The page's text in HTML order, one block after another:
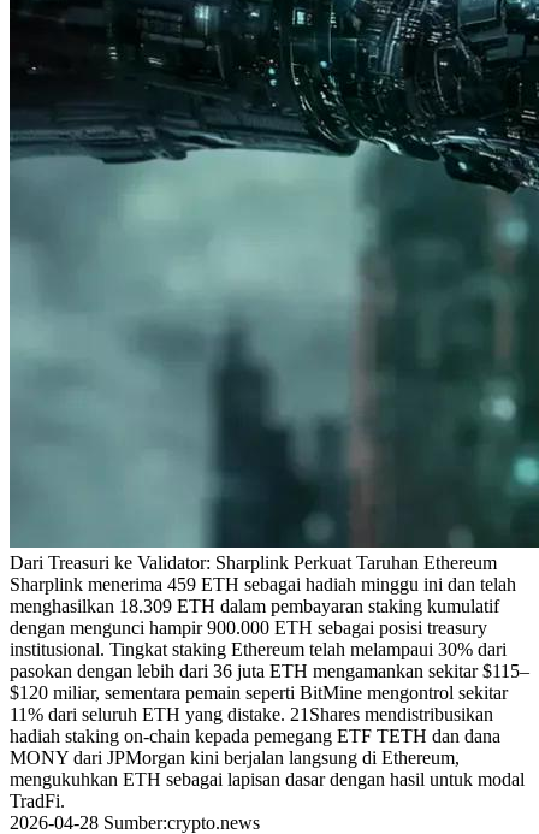
Dari Treasuri ke Validator: Sharplink Perkuat Taruhan Ethereum
Sharplink menerima 459 ETH sebagai hadiah minggu ini dan telah
menghasilkan 18.309 ETH dalam pembayaran staking kumulatif
dengan mengunci hampir 900.000 ETH sebagai posisi treasury
institusional. Tingkat staking Ethereum telah melampaui 30% dari
pasokan dengan lebih dari 36 juta ETH mengamankan sekitar $115–
$120 miliar, sementara pemain seperti BitMine mengontrol sekitar
11% dari seluruh ETH yang distake. 21Shares mendistribusikan
hadiah staking on-chain kepada pemegang ETF TETH dan dana
MONY dari JPMorgan kini berjalan langsung di Ethereum,
mengukuhkan ETH sebagai lapisan dasar dengan hasil untuk modal
TradFi.
2026-04-28 Sumber:crypto.news